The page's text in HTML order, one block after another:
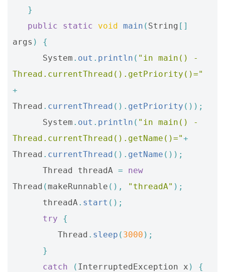
}
public
static void main ( String []
args )
{
System . out . println ( "in main() -
Thread.currentThread().getPriority()="
+
Thread . currentThread (). getPriority ());
System . out . println ( "in main() -
Thread.currentThread().getName()="+
Thread . currentThread (). getName ());
Thread
threadA =
new
Thread (makeRunnable (), "threadA" );
threadA. start ();
try
{
Thread . sleep ( 3000 );
}
catch
( InterruptedException x )
{